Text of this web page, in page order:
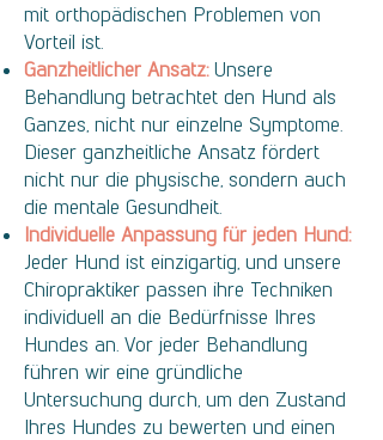
mit orthopädischen Problemen von
Vorteil ist.
Ganzheitlicher Ansatz: Unsere
Behandlung betrachtet den Hund als
Ganzes, nicht nur einzelne Symptome.
Dieser ganzheitliche Ansatz fördert
nicht nur die physische, sondern auch
die mentale Gesundheit.
Individuelle Anpassung für jeden Hund:
Jeder Hund ist einzigartig, und unsere
Chiropraktiker passen ihre Techniken
individuell an die Bedürfnisse Ihres
Hundes an. Vor jeder Behandlung
führen wir eine gründliche
Untersuchung durch, um den Zustand
Ihres Hundes zu bewerten und einen